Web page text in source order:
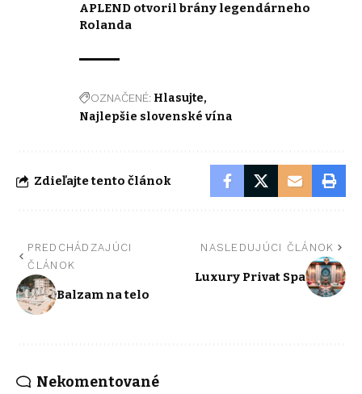
APLEND otvoril brány legendárneho
Rolanda
OZNAČENÉ: Hlasujte
Najlepšie slovenské vína
Zdieľajte tento článok
PREDCHÁDZAJÚCI
ČLÁNOK
Balzam na telo
NASLEDUJÚCI ČLÁNOK
Luxury Privat Spa
Nekomentované